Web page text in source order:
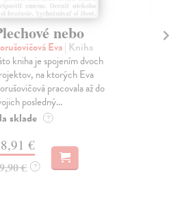
nebo
Eva| Kniha
kniha je spojením dvoch
na ktorých Eva
pracovala až do
posledný...
sklade ?
€
€ ?